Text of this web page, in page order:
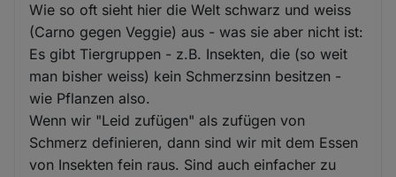
Wie so oft sieht hier die Welt schwarz und weiss
(Carno gegen Veggie) aus - was sie aber nicht ist:
Es gibt Tiergruppen - z.B. Insekten, die (so weit
man bisher weiss) kein Schmerzsinn besitzen -
wie Pflanzen also.
Wenn wir "Leid zufügen" als zufügen von
Schmerz definieren, dann sind wir mit dem Essen
von Insekten fein raus. Sind auch einfacher zu